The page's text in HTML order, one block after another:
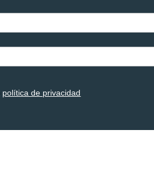
política de privacidad